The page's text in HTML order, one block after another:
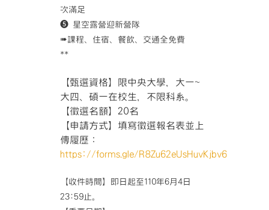
次滿足
❺ 星空露營迎新營隊
➠課程、住宿、餐飲、交通全免費
**
【甄選資格】限中央大學，大一~
大四、碩一在校生，不限科系。
【徵選名額】20名
【申請方式】填寫徵選報名表並上
傳履歷：
https://forms.gle/R8Zu62eUsHuvKjbv6
【收件時間】即日起至110年6月4日
23:59止。